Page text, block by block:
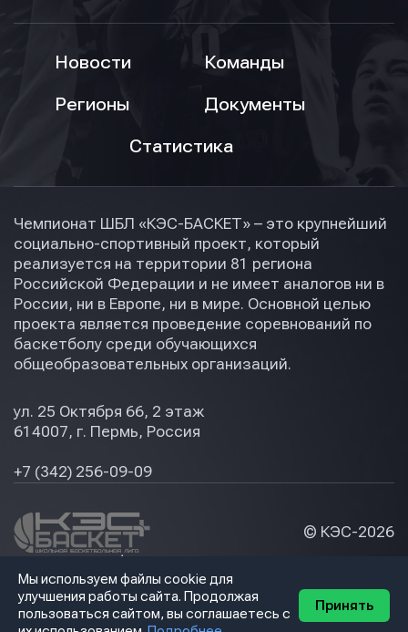
Новости
Команды
Регионы
Документы
Статистика
Чемпионат ШБЛ «КЭС-БАСКЕТ» – это крупнейший
социально-спортивный проект, который
реализуется на территории 81 региона
Российской Федерации и не имеет аналогов ни в
России, ни в Европе, ни в мире. Основной целью
проекта является проведение соревнований по
баскетболу среди обучающихся
общеобразовательных организаций.
ул. 25 Октября 66, 2 этаж
614007, г. Пермь, Россия
+7 (342) 256-09-09
© КЭС-2026
Политика конфидециальности
Мы используем файлы cookie для
улучшения работы сайта. Продолжая
пользоваться сайтом, вы соглашаетесь с
Принять